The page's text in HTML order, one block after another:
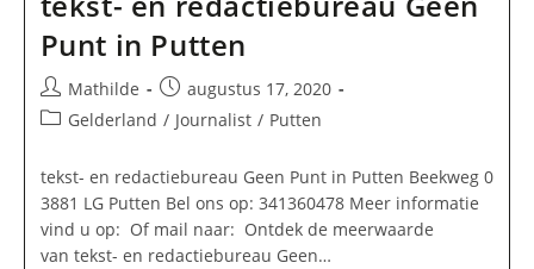
Punt in Putten
Bericht
auteur:
Mathilde
Bericht
gepubliceerd
op:
augustus 17, 2020
Berichtcategorie:
Gelderland / Journalist / Putten
tekst- en redactiebureau Geen Punt in Putten Beekweg 0
3881 LG Putten Bel ons op: 341360478 Meer informatie
vind u op: Of mail naar: Ontdek de meerwaarde
van tekst- en redactiebureau Geen…